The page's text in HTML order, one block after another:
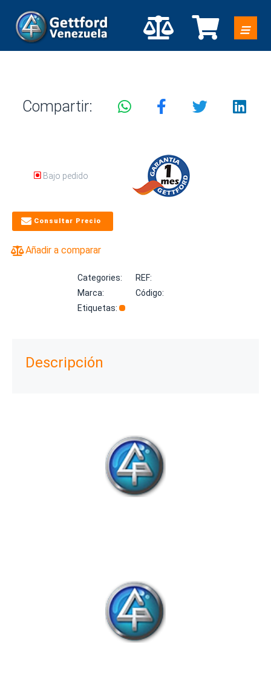
Compartir:
Bajo pedido
Consultar Precio
Añadir a comparar
Categories:
REF:
Marca:
Código:
Etiquetas:
Descripción